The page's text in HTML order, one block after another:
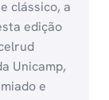
clássico, a
edição
Unicamp,
e